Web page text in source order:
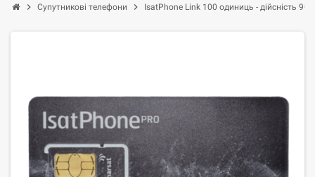
chevron_right Супутникові телефони chevron_right IsatPhone Link 100 одиниць - дійсність 90